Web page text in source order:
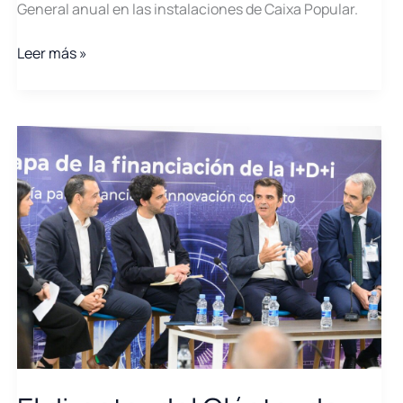
General anual en las instalaciones de Caixa Popular.
La
Clúster
Energía
Comunitat
Valenciana
reúne
a
empresas
administración
para
abordar
Leer más »